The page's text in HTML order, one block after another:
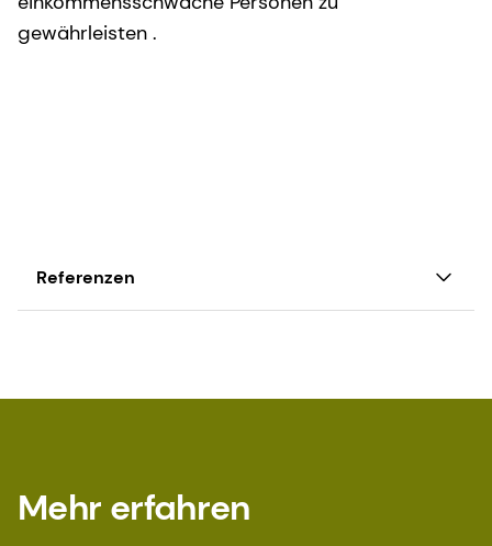
gewährleisten .
Referenzen
Aging Mouse Model', The Journal of Prevention of
http://www.nhs.uk/Conditions/vitamins-
Mehr erfahren